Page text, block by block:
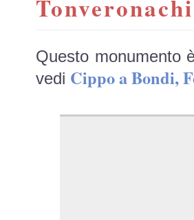
Tonveronachi
Questo monumento
vedi Cippo a Bondi,